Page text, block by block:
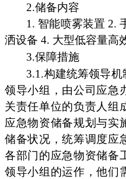
2.储备内容
1. 智能喷雾装置 2.
洒设备 4. 大型低容量高
3.保障措施
3.1.构建统筹领导
领导小组，由公司应急
关责任单位的负责人组
应急物资储备规划与实
储备状况，统筹调度应
各部门的应急物资储备
领导小组的运作，他们